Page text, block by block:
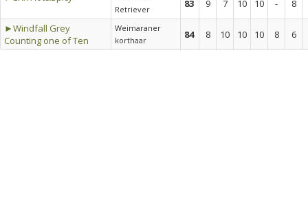
Retriever
83 9 7 10 10 -
8
►Windfall Grey
Counting one of Ten
Weimaraner
korthaar
84 8 10 10 10 8 6